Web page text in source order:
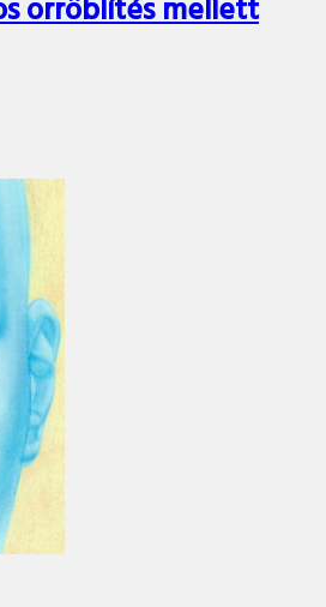
orröblítés mellett